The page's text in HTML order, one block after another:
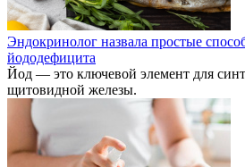
Эндокринолог назвала простые
йододефицита
Йод — это ключевой элемент для
щитовидной железы.